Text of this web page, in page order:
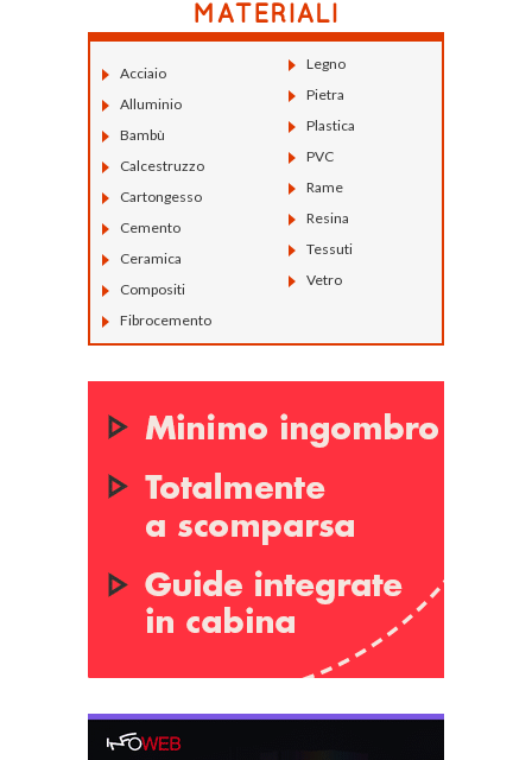
Acciaio
Alluminio
Bambù
Calcestruzzo
Cartongesso
Cemento
Ceramica
Compositi
Fibrocemento
Legno
Pietra
Plastica
PVC
Rame
Resina
Tessuti
Vetro